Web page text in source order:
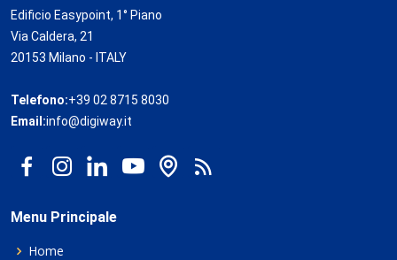
Edificio Easypoint, 1° Piano
Via Caldera, 21
20153 Milano - ITALY
Telefono:+39 02 8715 8030
Email:info@digiway.it
Menu Principale
Home